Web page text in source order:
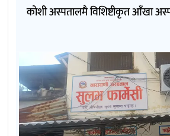
कोशी अस्पतालमै विशिष्टीकृत आँखा